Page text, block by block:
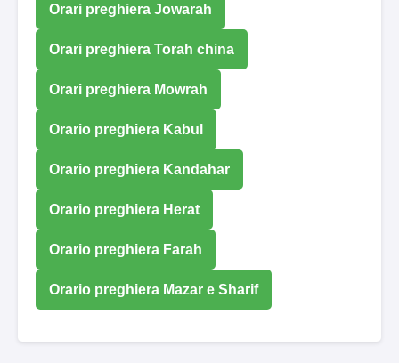
Orari preghiera Jowarah
Orari preghiera Torah china
Orari preghiera Mowrah
Orario preghiera Kabul
Orario preghiera Kandahar
Orario preghiera Herat
Orario preghiera Farah
Orario preghiera Mazar e Sharif